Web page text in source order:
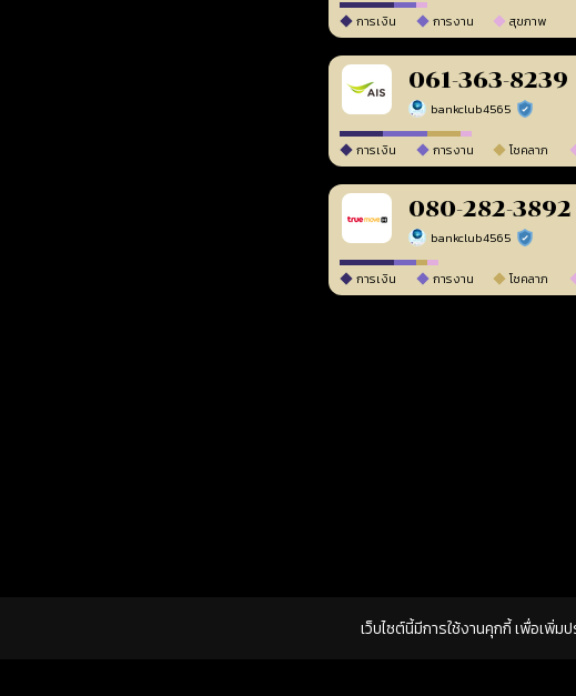
การเงิน การงาน สุขภาพ
061-363-8239
bankclub4565 ร้านยืนยันแล้ว
การเงิน การงาน โชคลาภ
080-282-3892
bankclub4565 ร้านยืนยันแล้ว
การเงิน การงาน โชคลาภ
เว็บไซต์นี้มีการใช้งานคุกกี้ เพื่อเพิ่ม